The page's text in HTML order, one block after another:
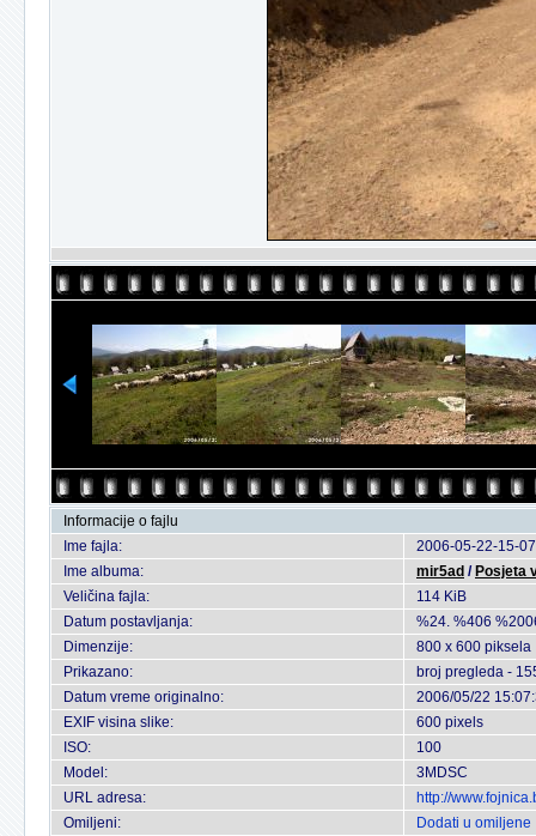
Informacije o fajlu
Ime fajla:
2006-05-22-15-
Ime albuma:
mir5ad / Posjeta
Veličina fajla:
114 KiB
Datum postavljanja:
%24. %406
Dimenzije:
800 x 600 piksela
Prikazano:
broj pregleda -
Datum vreme originalno:
2006/05/22
EXIF visina slike:
600 pixels
ISO:
100
Model:
3MDSC
URL adresa:
http://
Omiljeni:
Dodati u omiljene